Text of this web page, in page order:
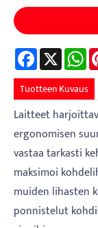
Facebook
X
Tuotteen Kuvaus
Laitteet
ergonomisen
vastaa tarkasti
maksimoi
muiden lihasten
ponnistelut